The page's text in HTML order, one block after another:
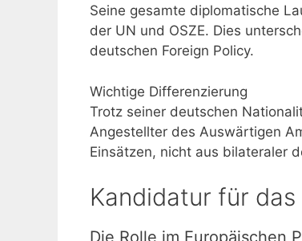
Seine gesamte diplomatische
der UN und OSZE. Dies
deutschen Foreign Policy.
Wichtige Differenzierung
Trotz seiner deutschen
Angestellter des Auswärtigen
Einsätzen, nicht aus bilateraler
Kandidatur für